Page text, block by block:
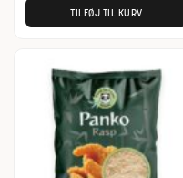
TILFØJ TIL KURV